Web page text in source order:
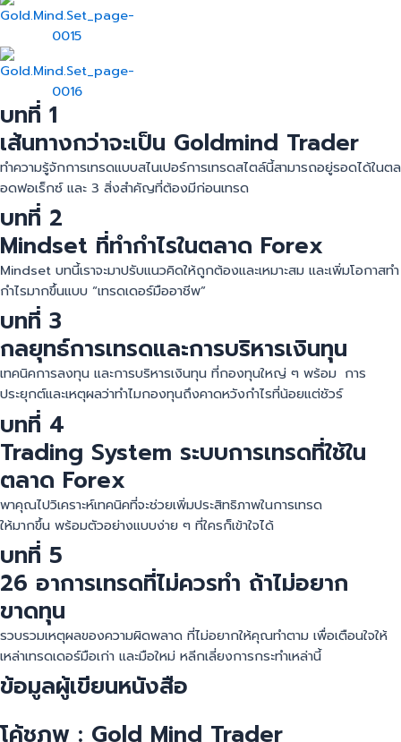
บทที่ 1
เส้นทางกว่าจะเป็น Goldmind Trader
ทำความรู้จักการเทรดแบบสไนเปอร์การเทรดสไตล์นี้สามารถอยู่รอดได้ในตล
อดฟอเร็กซ์ และ 3 สิ่งสำคัญที่ต้องมีก่อนเทรด
บทที่ 2
Mindset ที่ทำกำไรในตลาด Forex
Mindset บทนี้เราจะมาปรับแนวคิดให้ถูกต้องและเหมาะสม และเพิ่มโอกาสทำ
กำไรมากขึ้นแบบ “เทรดเดอร์มืออาชีพ”
บทที่ 3
กลยุทธ์การเทรดและการบริหารเงินทุน
เทคนิคการลงทุน และการบริหารเงินทุน ที่กองทุนใหญ่ ๆ พร้อม การ
ประยุกต์และเหตุผลว่าทำไมกองทุนถึงคาดหวังกำไรที่น้อยแต่ชัวร์
บทที่ 4
Trading System ระบบการเทรดที่ใช้ใน
ตลาด Forex
พาคุณไปวิเคราะห์เทคนิคที่จะช่วยเพิ่มประสิทธิภาพในการเทรด
ให้มากขึ้น พร้อมตัวอย่างแบบง่าย ๆ ที่ใครก็เข้าใจได้
บทที่ 5
26 อาการเทรดที่ไม่ควรทำ ถ้าไม่อยาก
ขาดทุน
รวบรวมเหตุผลของความผิดพลาด ที่ไม่อยากให้คุณทำตาม เพื่อเตือนใจให้
เหล่าเทรดเดอร์มือเก่า และมือใหม่ หลีกเลี่ยงการกระทำเหล่านี้
ข้อมูลผู้เขียนหนังสือ
โค้ชภพ : Gold Mind Trader